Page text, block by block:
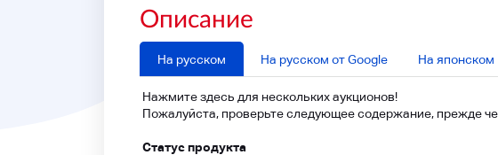
Описание
На русском На русском от Google На японском
Нажмите здесь для нескольких аукционов!
Пожалуйста, проверьте следующее содержание, прежде
Статус продукта